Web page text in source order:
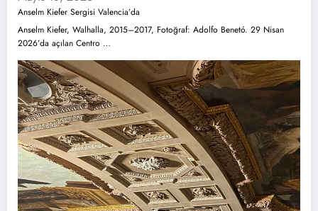
Anselm Kiefer Sergisi Valencia’da
Anselm Kiefer, Walhalla, 2015–2017, Fotoğraf: Adolfo Benetó. 29 Nisan
2026’da açılan Centro …